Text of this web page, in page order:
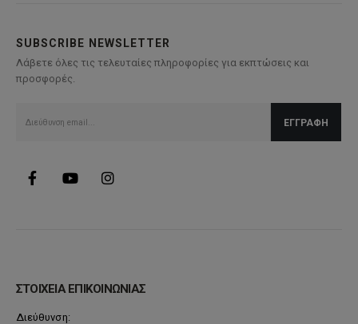
SUBSCRIBE NEWSLETTER
Λάβετε όλες τις τελευταίες πληροφορίες για εκπτώσεις και
προσφορές.
ΣΤΟΙΧΕΙΑ ΕΠΙΚΟΙΝΩΝΙΑΣ
Διεύθυνση: